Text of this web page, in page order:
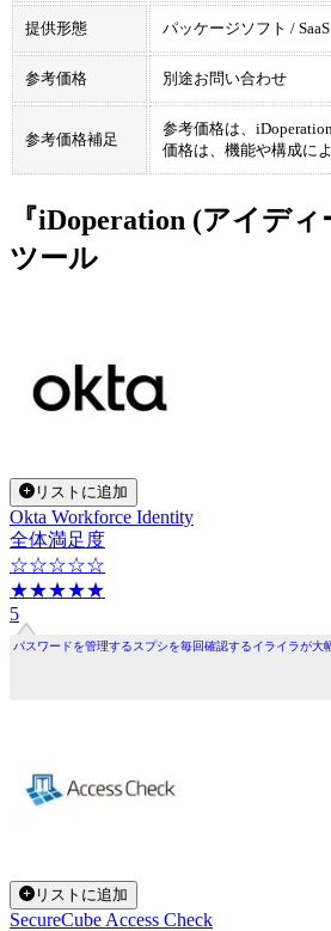
提供形態 パッケージソフト / SaaS
参考価格 別途お問い合わせ
参考価格補足
参考価格は、
価格は、機能や構成に
『iDoperation (アイデ
ツール
リストに追加
Okta Workforce Identity
全体満足度
☆☆☆☆☆
★★★★★
5
パスワードを管理するスプシを毎回確認するイライラが大
リストに追加
SecureCube Access Check